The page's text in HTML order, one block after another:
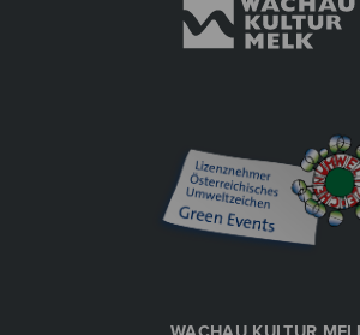
Tischlerei Melk Kulturwerkstatt
Jugendjazzorchester
>jazzpolice - on a mission for
Tischlerei Melk Kulturwerkstatt